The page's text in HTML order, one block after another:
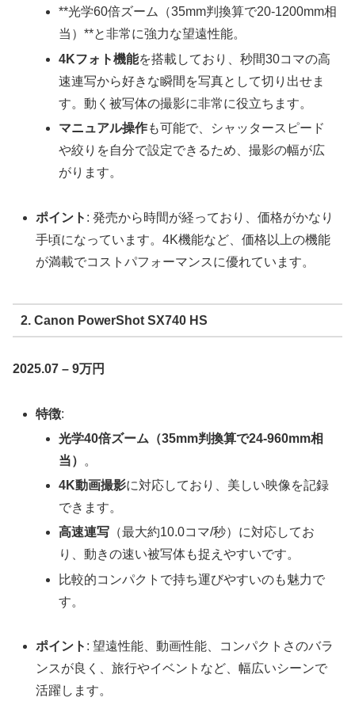
**光学60倍ズーム（35mm判換算で20-1200mm相
当）**と非常に強力な望遠性能。
4Kフォト機能を搭載しており、秒間30コマの高
速連写から好きな瞬間を写真として切り出せま
す。動く被写体の撮影に非常に役立ちます。
マニュアル操作も可能で、シャッタースピード
や絞りを自分で設定できるため、撮影の幅が広
がります。
ポイント : 発売から時間が経っており、価格がかなり
手頃になっています。4K機能など、価格以上の機能
が満載でコストパフォーマンスに優れています。
2. Canon PowerShot SX740 HS
2025.07 – 9万円
特徴:
光学40倍ズーム（35mm判換算で24-960mm相
当） 。
4K動画撮影に対応しており、美しい映像を記録
できます。
高速連写 （最大約10.0コマ/秒）に対応してお
り、動きの速い被写体も捉えやすいです。
比較的コンパクトで持ち運びやすいのも魅力で
す。
ポイント : 望遠性能、動画性能、コンパクトさのバラ
ンスが良く、旅行やイベントなど、幅広いシーンで
活躍します。